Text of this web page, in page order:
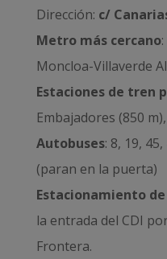
Dirección: c/
Metro más cercano
Moncloa-Villaverde
Estaciones de tren
Embajadores (850
Autobuses: 8, 19,
(paran en la puerta)
Estacionamiento
la entrada del CDI
Frontera.